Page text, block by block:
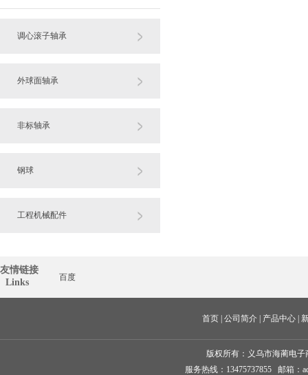
调心滚子轴承
外球面轴承
非标轴承
钢球
工程机械配件
友情链接
  Links
百度
首页 | 公司简介 | 产品中心 |
版权所有： 义乌市海蔺电子
服务热线：13475737855 邮箱：